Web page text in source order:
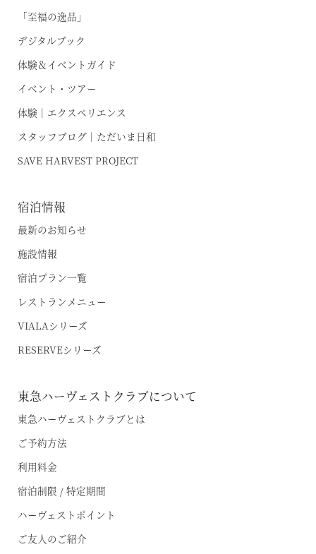
「至福の逸品」
デジタルブック
体験＆イベントガイド
イベント・ツアー
体験｜エクスペリエンス
スタッフブログ｜ただいま日和
SAVE HARVEST PROJECT
宿泊情報
最新のお知らせ
施設情報
宿泊プラン一覧
レストランメニュー
VIALAシリーズ
RESERVEシリーズ
東急ハーヴェストクラブについて
東急ハーヴェストクラブとは
ご予約方法
利用料金
宿泊制限 / 特定期間
ハーヴェストポイント
ご友人のご紹介